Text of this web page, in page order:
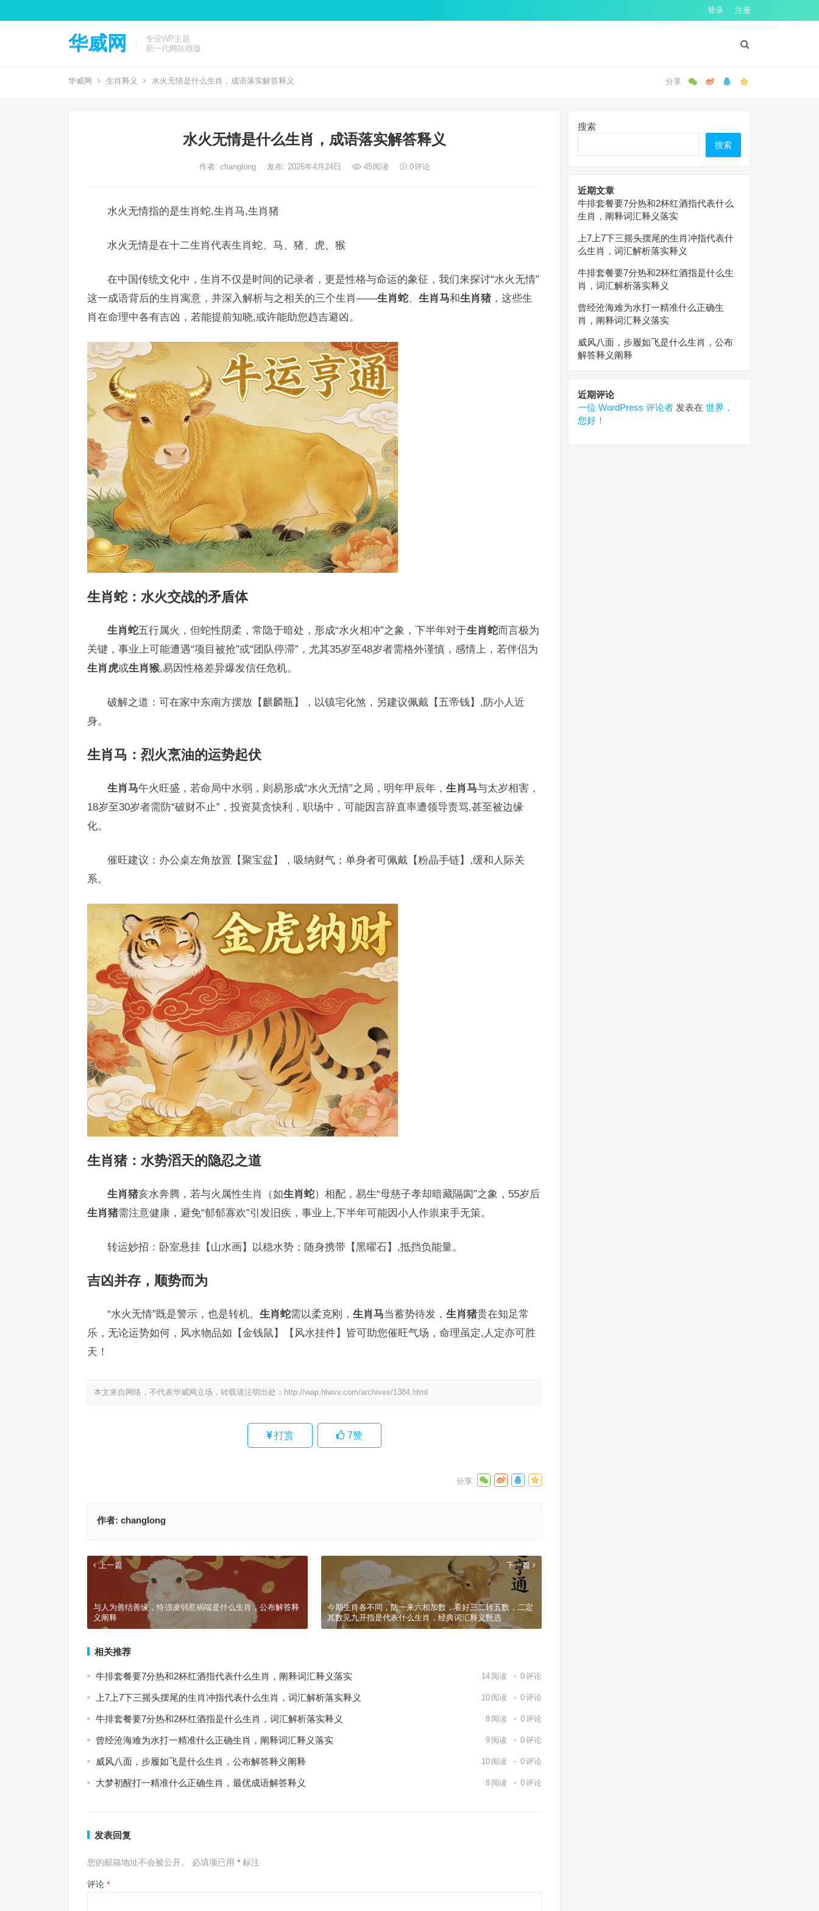
登录 注册
华威网
专业WP主题
新一代网站模版
华威网 生肖释义 水火无情是什么生肖，成语落实解答释义
水火无情是什么生肖，成语落实解答释义
作者: changlong 发布: 2026年4月24日 45阅读 0评论
水火无情指的是生肖蛇,生肖马,生肖猪
水火无情是在十二生肖代表生肖蛇、马、猪、虎、猴
在中国传统文化中，生肖不仅是时间的记录者，更是性格与命运的象征，我们来探讨“水火无情”
这一成语背后的生肖寓意，并深入解析与之相关的三个生肖——生肖蛇、 生肖马和生肖猪 ，这些生
肖在命理中各有吉凶，若能提前知晓,或许能助您趋吉避凶。
生肖蛇 ：水火交战的矛盾体
生肖蛇五行属火，但蛇性阴柔，常隐于暗处，形成“水火相冲”之象，下半年对于生肖蛇而言极为
关键，事业上可能遭遇“项目被抢”或“团队停滞”，尤其35岁至48岁者需格外谨慎，感情上，若伴侣为
生肖虎或生肖猴,易因性格差异爆发信任危机。
破解之道：可在家中东南方摆放【麒麟瓶】，以镇宅化煞，另建议佩戴【五帝钱】,防小人近
身。
生肖马 ：烈火烹油的运势起伏
生肖马午火旺盛，若命局中水弱，则易形成“水火无情”之局，明年甲辰年， 生肖马与太岁相害，
18岁至30岁者需防“破财不止”，投资莫贪快利，职场中，可能因言辞直率遭领导责骂,甚至被边缘
化。
催旺建议：办公桌左角放置【聚宝盆】，吸纳财气；单身者可佩戴【粉晶手链】,缓和人际关
系。
生肖猪：水势滔天的隐忍之道
生肖猪亥水奔腾，若与火属性生肖（如生肖蛇）相配，易生“母慈子孝却暗藏隔阂”之象，55岁后
生肖猪需注意健康，避免“郁郁寡欢”引发旧疾，事业上,下半年可能因小人作祟束手无策。
转运妙招：卧室悬挂【山水画】以稳水势；随身携带【黑曜石】,抵挡负能量。
吉凶并存，顺势而为
“水火无情”既是警示，也是转机。 生肖蛇需以柔克刚， 生肖马当蓄势待发， 生肖猪贵在知足常
乐，无论运势如何，风水物品如【金钱鼠】【风水挂件】皆可助您催旺气场，命理虽定,人定亦可胜
天！
本文来自网络，不代表华威网立场，转载请注明出处： http://wap.hlwvv.com/archives/1384.html
打赏 7赞
作者: changlong
上一篇
与人为善结善缘，恃强凌弱惹祸端是什么生肖，公布解答释
义阐释
下一篇
今期生肖各不同，防一来六相加数，看好三二转五数，二定
其数见九开指是代表什么生肖，经典词汇释义甄选
相关推荐
牛排套餐要7分热和2杯红酒指代表什么生肖，阐释词汇释义落实 14 阅读 0评论
上7上7下三摇头摆尾的生肖冲指代表什么生肖，词汇解析落实释义 10 阅读 0评论
牛排套餐要7分热和2杯红酒指是什么生肖，词汇解析落实释义 8 阅读 0评论
曾经沧海难为水打一精准什么正确生肖，阐释词汇释义落实 9 阅读 0评论
威风八面，步履如飞是什么生肖，公布解答释义阐释 10 阅读 0评论
大梦初醒打一精准什么正确生肖，最优成语解答释义 8 阅读 0评论
发表回复
您的邮箱地址不会被公开。 必填项已用 * 标注
评论 *
搜索
搜索
近期文章
牛排套餐要7分热和2杯红酒指代表什么
生肖，阐释词汇释义落实
上7上7下三摇头摆尾的生肖冲指代表什
么生肖，词汇解析落实释义
牛排套餐要7分热和2杯红酒指是什么生
肖，词汇解析落实释义
曾经沧海难为水打一精准什么正确生
肖，阐释词汇释义落实
威风八面，步履如飞是什么生肖，公布
解答释义阐释
近期评论
一位 WordPress 评论者 发表在 世界，
您好！